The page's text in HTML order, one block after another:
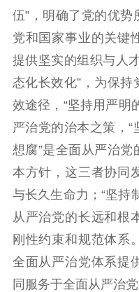
伍”，明确了党的优
党和国家事业的关键
提供坚实的组织与人
态化长效化”，为保
效途径，“坚持用严明
严治党的治本之策，
想腐”是全面从严治
本方针，这三者协同
与长久生命力；“坚持
从严治党的长远和根
刚性约束和规范体系
全面从严治党体系提
同服务于全面从严治党